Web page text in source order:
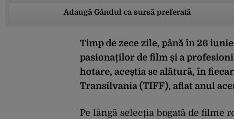
Adaugă Gândul ca sursă preferată
Timp de zece zile, până în 26
pasionaților de film și a
hotare, aceștia se alătură, în
Transilvania (TIFF), aflat anul
Pe lângă selecția bogată de